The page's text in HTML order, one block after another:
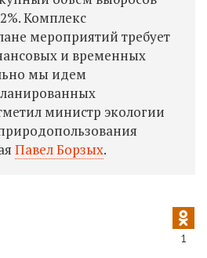
Комплекс
мероприятий требует
и временных
мы идем
министр экологии
Павел Борзых.
1